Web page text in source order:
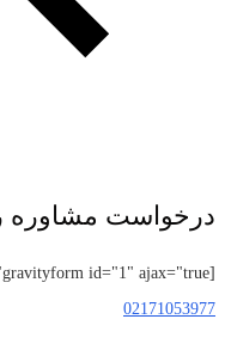
درخواست مشاوره
[gravityform id="1" ajax="true"]
02171053977